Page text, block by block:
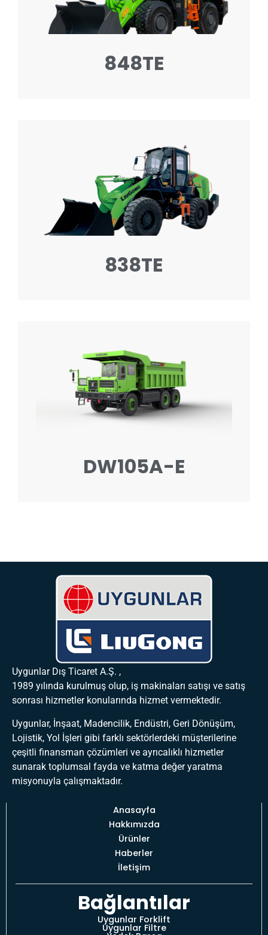
848TE
838TE
DW105A-E
Uygunlar Dış Ticaret A.Ş. ,
1989 yılında kurulmuş olup, iş makinaları satışı ve satış
sonrası hizmetler konularında hizmet vermektedir.
Uygunlar, İnşaat, Madencilik, Endüstri, Geri Dönüşüm,
Lojistik, Yol İşleri gibi farklı sektörlerdeki müşterilerine
çeşitli finansman çözümleri ve ayrıcalıklı hizmetler
sunarak toplumsal fayda ve katma değer yaratma
misyonuyla çalışmaktadır.
Anasayfa
Hakkımızda
Ürünler
Haberler
İletişim
Bağlantılar
Uygunlar Forklift
Uygunlar Filtre